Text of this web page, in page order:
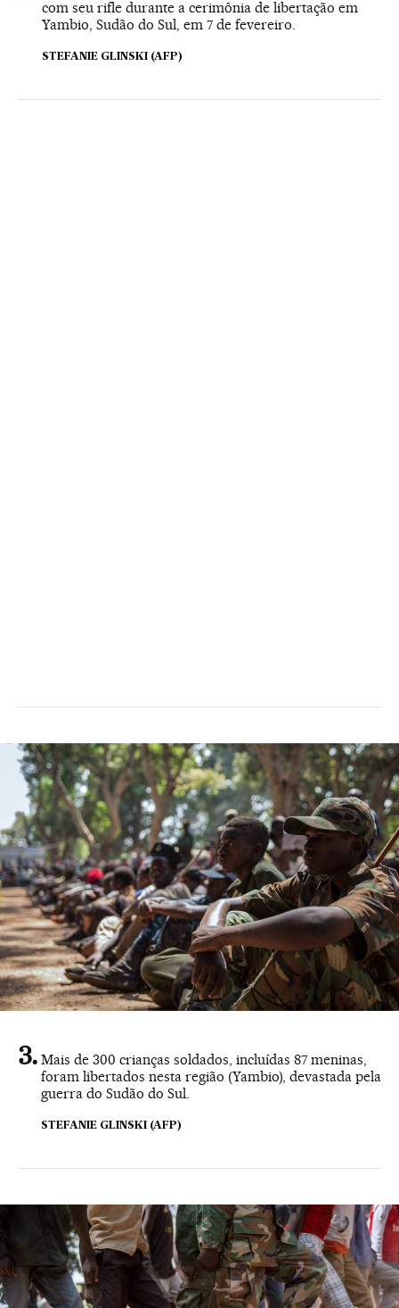
com seu rifle durante a cerimônia de libertação em
Yambio, Sudão do Sul, em 7 de fevereiro.
STEFANIE GLINSKI (AFP)
Mais de 300 crianças soldados, incluídas 87 meninas,
foram libertados nesta região (Yambio), devastada pela
guerra do Sudão do Sul.
STEFANIE GLINSKI (AFP)